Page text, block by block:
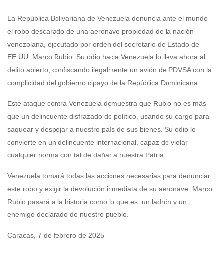
La República Bolivariana de Venezuela denuncia ante el mundo
el robo descarado de una aeronave propiedad de la nación
venezolana, ejecutado por orden del secretario de Estado de
EE.UU. Marco Rubio. Su odio hacia Venezuela lo lleva ahora al
delito abierto, confiscando ilegalmente un avión de PDVSA con la
complicidad del gobierno cipayo de la República Dominicana.
Este ataque contra Venezuela demuestra que Rubio no es más
que un delincuente disfrazado de político, usando su cargo para
saquear y despojar a nuestro país de sus bienes. Su odio lo
convierte en un delincuente internacional, capaz de violar
cualquier norma con tal de dañar a nuestra Patria.
Venezuela tomará todas las acciones necesarias para denunciar
este robo y exigir la devolución inmediata de su aeronave. Marco
Rubio pasará a la historia como lo que es: un ladrón y un
enemigo declarado de nuestro pueblo.
Caracas, 7 de febrero de 2025